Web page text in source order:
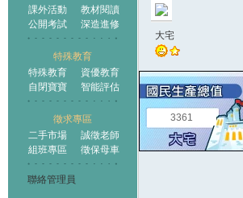
課外活動
教材閱讀
公開考試
深造進修
特殊教育
特殊教育
資優教育
自閉寶寶
智能評估
徵求專區
二手市場
誠徵老師
組班專區
徵保母車
聯絡管理員
大宅
3361